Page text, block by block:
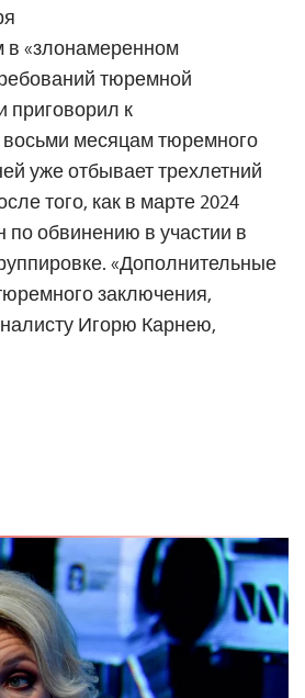
«злонамеренном
тюремной
приговорил к
месяцам тюремного
уже отбывает трехлетний
того, как в марте 2024
по обвинению в участии в
«Дополнительные
заключения,
Игорю Карнею,